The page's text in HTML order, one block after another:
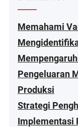
Memahami
Pengeluaran
Produksi
Strategi
Implementasi